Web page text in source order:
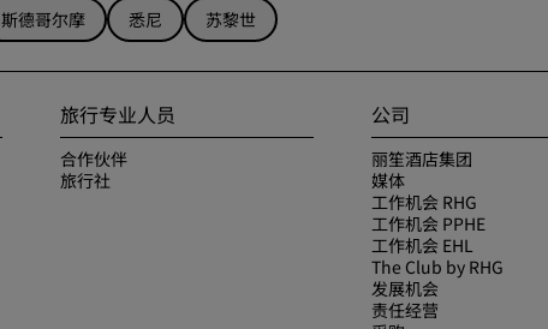
斯德哥尔摩 悉尼 苏黎世
旅行专业人员
合作伙伴
旅行社
公司
丽笙酒店集团
媒体
工作机会 RHG
工作机会 PPHE
工作机会 EHL
The Club by RHG
发展机会
责任经营